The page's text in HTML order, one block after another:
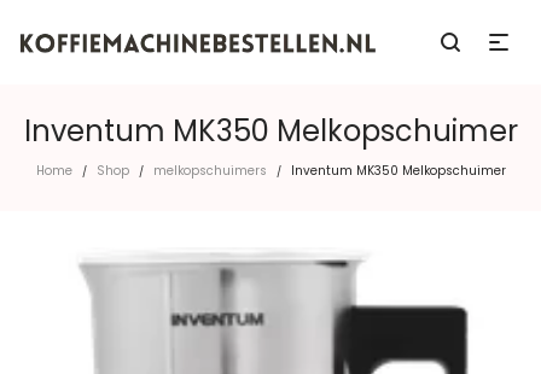
Inventum MK350 Melkopschuimer
Home / Shop / melkopschuimers / Inventum MK350 Melkopschuimer